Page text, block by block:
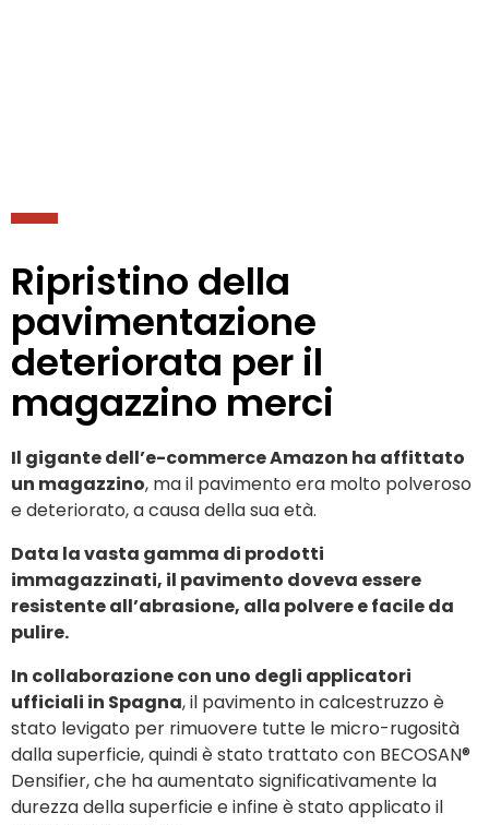
Ripristino della
pavimentazione
deteriorata per il
magazzino merci
Il gigante dell’e-commerce Amazon ha affittato
un magazzino, ma il pavimento era molto polveroso
e deteriorato, a causa della sua età.
Data la vasta gamma di prodotti
immagazzinati, il pavimento doveva essere
resistente all’abrasione, alla polvere e facile da
pulire.
In collaborazione con uno degli applicatori
ufficiali in Spagna, il pavimento in calcestruzzo è
stato levigato per rimuovere tutte le micro-rugosità
dalla superficie, quindi è stato trattato con BECOSAN®
Densifier, che ha aumentato significativamente la
durezza della superficie e infine è stato applicato il